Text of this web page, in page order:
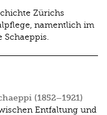
Zürichs
namentlich im
Schaeppis.
(1852–1921)
Entfaltung und